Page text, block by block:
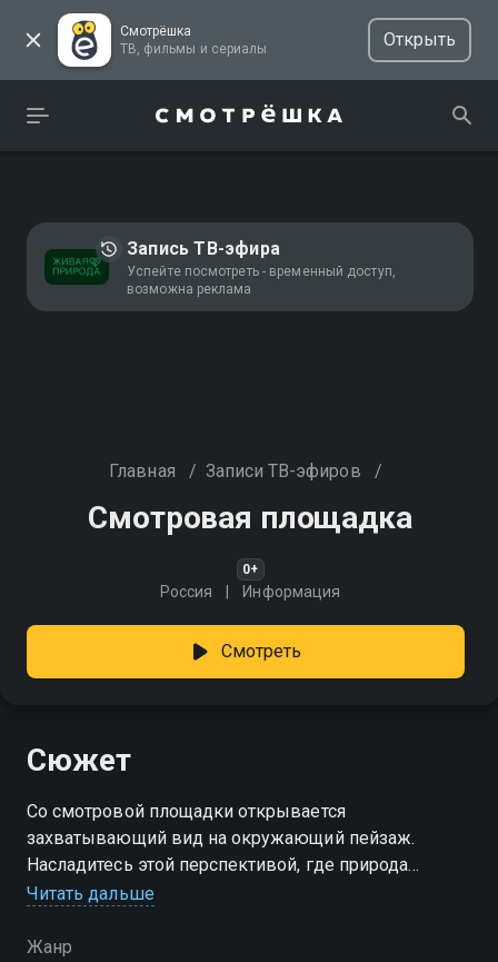
Смотрёшка
ТВ, фильмы и сериалы
Открыть
Запись ТВ-эфира
Успейте посмотреть - временный доступ,
возможна реклама
Главная / Записи ТВ-эфиров /
Смотровая площадка
0+
Россия Информация
Смотреть
Сюжет
Со смотровой площадки открывается
захватывающий вид на окружающий пейзаж.
Насладитесь этой перспективой, где природа
раскрывается во всей своей красе
Читать дальше
Жанр